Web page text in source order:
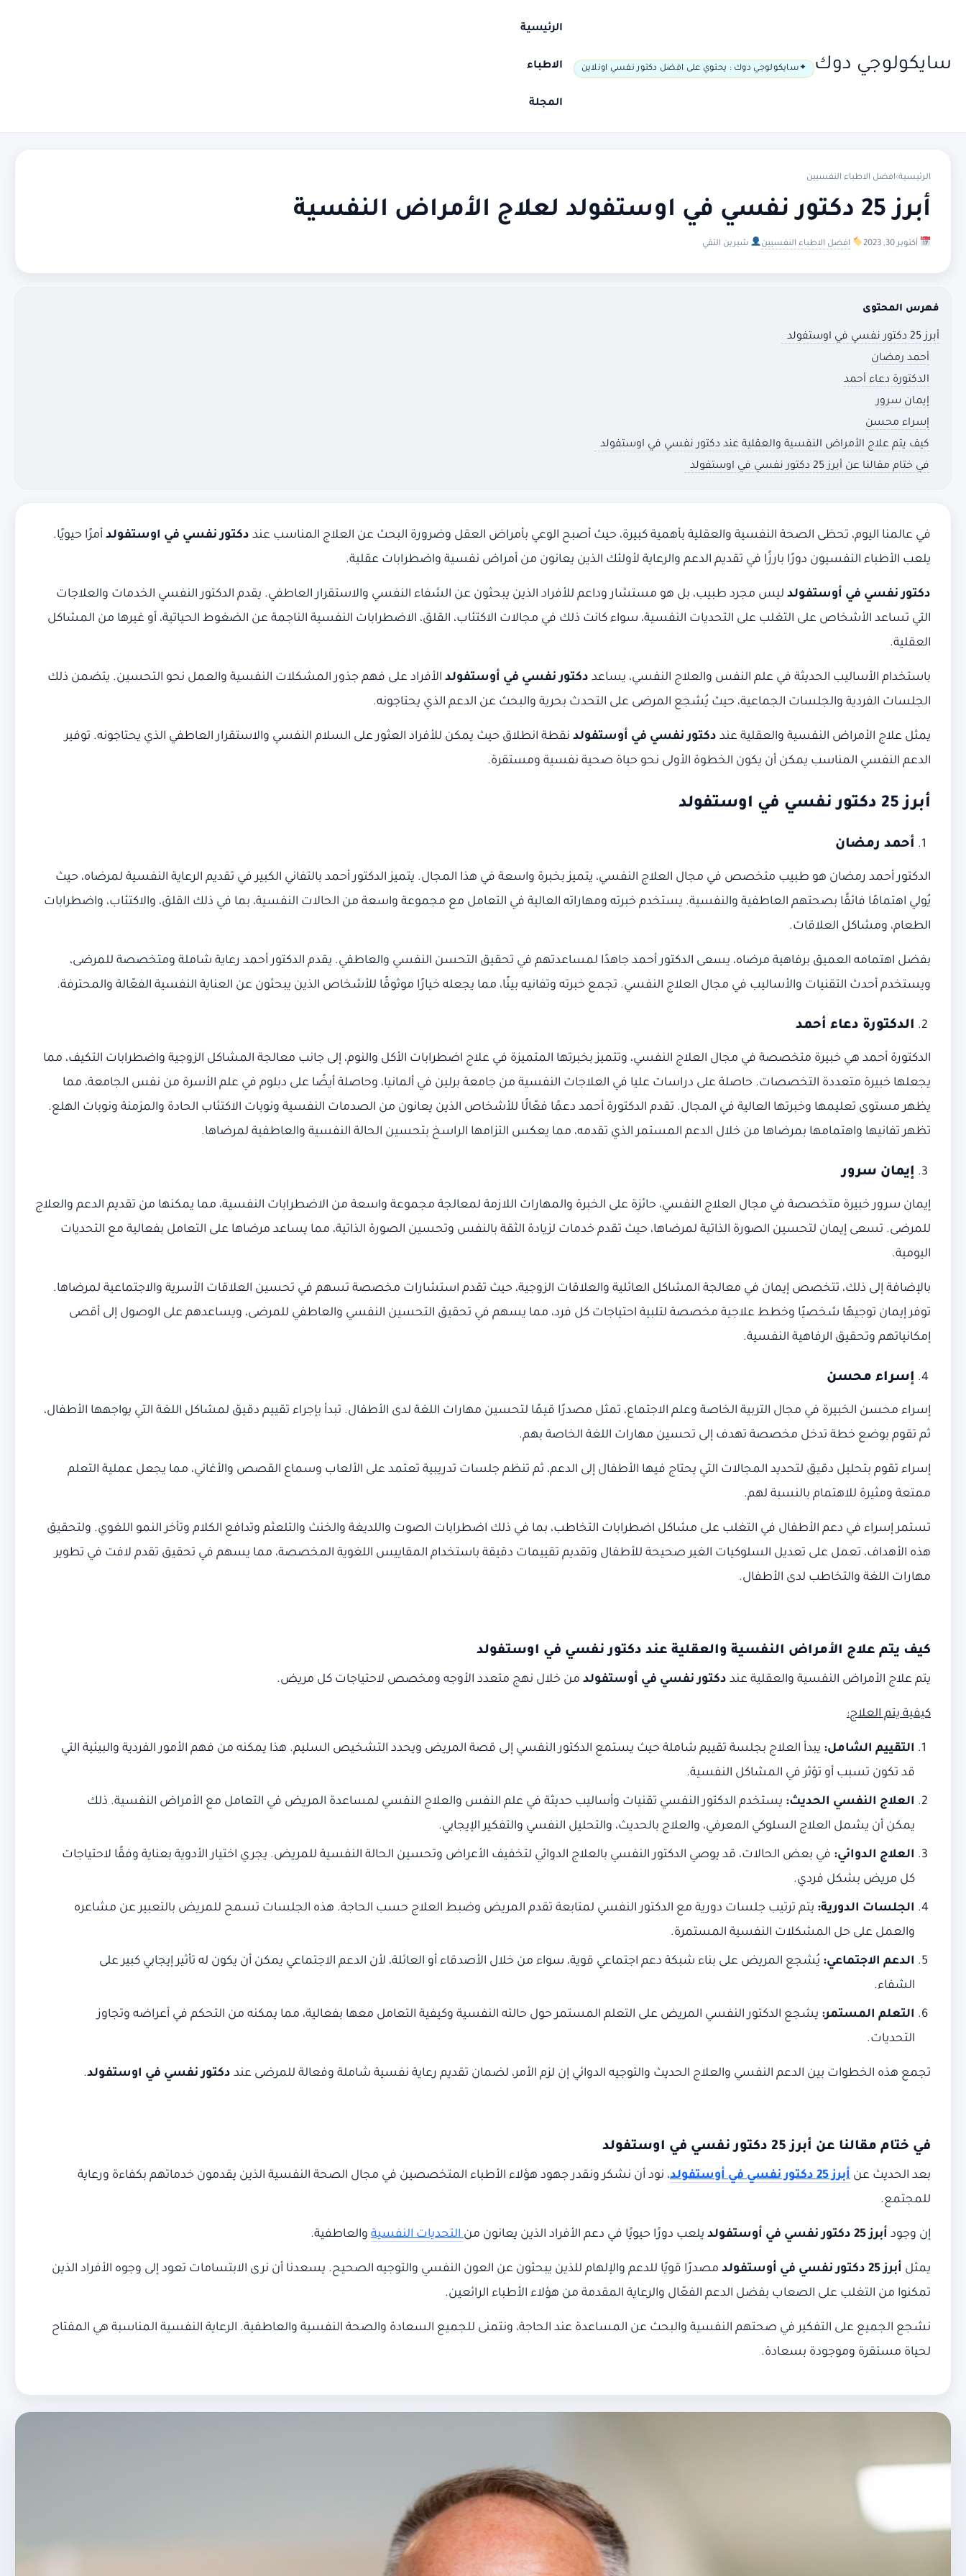
سايكولوجي دوك سايكولوجي دوك : يحتوي على افضل دكتور نفسي اونلاين
الرئيسية
الاطباء
المجلة
الرئيسية›افضل الاطباء النفسيين
أبرز 25 دكتور نفسي في اوستفولد لعلاج الأمراض النفسية
أكتوبر 30, 2023 افضل الاطباء النفسيين شيرين التقي
فهرس المحتوى
أبرز 25 دكتور نفسي في اوستفولد
أحمد رمضان
الدكتورة دعاء أحمد
إيمان سرور
إسراء محسن
كيف يتم علاج الأمراض النفسية والعقلية عند دكتور نفسي في اوستفولد
في ختام مقالنا عن أبرز 25 دكتور نفسي في اوستفولد
في عالمنا اليوم، تحظى الصحة النفسية والعقلية بأهمية كبيرة، حيث أصبح الوعي بأمراض العقل وضرورة البحث عن العلاج المناسب عند دكتور نفسي في اوستفولد أمرًا حيويًا.
يلعب الأطباء النفسيون دورًا بارزًا في تقديم الدعم والرعاية لأولئك الذين يعانون من أمراض نفسية واضطرابات عقلية.
دكتور نفسي في أوستفولد ليس مجرد طبيب، بل هو مستشار وداعم للأفراد الذين يبحثون عن الشفاء النفسي والاستقرار العاطفي. يقدم الدكتور النفسي الخدمات والعلاجات
التي تساعد الأشخاص على التغلب على التحديات النفسية، سواء كانت ذلك في مجالات الاكتئاب، القلق، الاضطرابات النفسية الناجمة عن الضغوط الحياتية، أو غيرها من المشاكل
العقلية.
باستخدام الأساليب الحديثة في علم النفس والعلاج النفسي، يساعد دكتور نفسي في أوستفولد الأفراد على فهم جذور المشكلات النفسية والعمل نحو التحسين. يتضمن ذلك
الجلسات الفردية والجلسات الجماعية، حيث يُشجع المرضى على التحدث بحرية والبحث عن الدعم الذي يحتاجونه.
يمثل علاج الأمراض النفسية والعقلية عند دكتور نفسي في أوستفولد نقطة انطلاق حيث يمكن للأفراد العثور على السلام النفسي والاستقرار العاطفي الذي يحتاجونه. توفير
الدعم النفسي المناسب يمكن أن يكون الخطوة الأولى نحو حياة صحية نفسية ومستقرة.
أبرز 25 دكتور نفسي في اوستفولد
أحمد رمضان
الدكتور أحمد رمضان هو طبيب متخصص في مجال العلاج النفسي، يتميز بخبرة واسعة في هذا المجال. يتميز الدكتور أحمد بالتفاني الكبير في تقديم الرعاية النفسية لمرضاه، حيث
يُولي اهتمامًا فائقًا بصحتهم العاطفية والنفسية. يستخدم خبرته ومهاراته العالية في التعامل مع مجموعة واسعة من الحالات النفسية، بما في ذلك القلق، والاكتئاب، واضطرابات
الطعام، ومشاكل العلاقات.
بفضل اهتمامه العميق برفاهية مرضاه، يسعى الدكتور أحمد جاهدًا لمساعدتهم في تحقيق التحسن النفسي والعاطفي. يقدم الدكتور أحمد رعاية شاملة ومتخصصة للمرضى،
ويستخدم أحدث التقنيات والأساليب في مجال العلاج النفسي. تجمع خبرته وتفانيه بينًا، مما يجعله خيارًا موثوقًا للأشخاص الذين يبحثون عن العناية النفسية الفعّالة والمحترفة.
الدكتورة دعاء أحمد
الدكتورة أحمد هي خبيرة متخصصة في مجال العلاج النفسي، وتتميز بخبرتها المتميزة في علاج اضطرابات الأكل والنوم، إلى جانب معالجة المشاكل الزوجية واضطرابات التكيف، مما
يجعلها خبيرة متعددة التخصصات. حاصلة على دراسات عليا في العلاجات النفسية من جامعة برلين في ألمانيا، وحاصلة أيضًا على دبلوم في علم الأسرة من نفس الجامعة، مما
يظهر مستوى تعليمها وخبرتها العالية في المجال. تقدم الدكتورة أحمد دعمًا فعّالًا للأشخاص الذين يعانون من الصدمات النفسية ونوبات الاكتئاب الحادة والمزمنة ونوبات الهلع.
تظهر تفانيها واهتمامها بمرضاها من خلال الدعم المستمر الذي تقدمه، مما يعكس التزامها الراسخ بتحسين الحالة النفسية والعاطفية لمرضاها.
إيمان سرور
إيمان سرور خبيرة متخصصة في مجال العلاج النفسي، حائزة على الخبرة والمهارات اللازمة لمعالجة مجموعة واسعة من الاضطرابات النفسية، مما يمكنها من تقديم الدعم والعلاج
للمرضى. تسعى إيمان لتحسين الصورة الذاتية لمرضاها، حيث تقدم خدمات لزيادة الثقة بالنفس وتحسين الصورة الذاتية، مما يساعد مرضاها على التعامل بفعالية مع التحديات
اليومية.
بالإضافة إلى ذلك، تتخصص إيمان في معالجة المشاكل العائلية والعلاقات الزوجية، حيث تقدم استشارات مخصصة تسهم في تحسين العلاقات الأسرية والاجتماعية لمرضاها.
توفر إيمان توجيهًا شخصيًا وخطط علاجية مخصصة لتلبية احتياجات كل فرد، مما يسهم في تحقيق التحسين النفسي والعاطفي للمرضى، ويساعدهم على الوصول إلى أقصى
إمكانياتهم وتحقيق الرفاهية النفسية.
إسراء محسن
إسراء محسن الخبيرة في مجال التربية الخاصة وعلم الاجتماع، تمثل مصدرًا قيمًا لتحسين مهارات اللغة لدى الأطفال. تبدأ بإجراء تقييم دقيق لمشاكل اللغة التي يواجهها الأطفال،
ثم تقوم بوضع خطة تدخل مخصصة تهدف إلى تحسين مهارات اللغة الخاصة بهم.
إسراء تقوم بتحليل دقيق لتحديد المجالات التي يحتاج فيها الأطفال إلى الدعم، ثم تنظم جلسات تدريبية تعتمد على الألعاب وسماع القصص والأغاني، مما يجعل عملية التعلم
ممتعة ومثيرة للاهتمام بالنسبة لهم.
تستمر إسراء في دعم الأطفال في التغلب على مشاكل اضطرابات التخاطب، بما في ذلك اضطرابات الصوت واللديغة والخنث والتلعثم وتدافع الكلام وتأخر النمو اللغوي. ولتحقيق
هذه الأهداف، تعمل على تعديل السلوكيات الغير صحيحة للأطفال وتقديم تقييمات دقيقة باستخدام المقاييس اللغوية المخصصة، مما يسهم في تحقيق تقدم لافت في تطوير
مهارات اللغة والتخاطب لدى الأطفال.
كيف يتم علاج الأمراض النفسية والعقلية عند دكتور نفسي في اوستفولد
يتم علاج الأمراض النفسية والعقلية عند دكتور نفسي في أوستفولد من خلال نهج متعدد الأوجه ومخصص لاحتياجات كل مريض.
كيفية يتم العلاج:
التقييم الشامل: يبدأ العلاج بجلسة تقييم شاملة حيث يستمع الدكتور النفسي إلى قصة المريض ويحدد التشخيص السليم. هذا يمكنه من فهم الأمور الفردية والبيئية التي
قد تكون تسبب أو تؤثر في المشاكل النفسية.
العلاج النفسي الحديث: يستخدم الدكتور النفسي تقنيات وأساليب حديثة في علم النفس والعلاج النفسي لمساعدة المريض في التعامل مع الأمراض النفسية. ذلك
يمكن أن يشمل العلاج السلوكي المعرفي، والعلاج بالحديث، والتحليل النفسي والتفكير الإيجابي.
العلاج الدوائي: في بعض الحالات، قد يوصي الدكتور النفسي بالعلاج الدوائي لتخفيف الأعراض وتحسين الحالة النفسية للمريض. يجري اختيار الأدوية بعناية وفقًا لاحتياجات
كل مريض بشكل فردي.
الجلسات الدورية: يتم ترتيب جلسات دورية مع الدكتور النفسي لمتابعة تقدم المريض وضبط العلاج حسب الحاجة. هذه الجلسات تسمح للمريض بالتعبير عن مشاعره
والعمل على حل المشكلات النفسية المستمرة.
الدعم الاجتماعي: يُشجع المريض على بناء شبكة دعم اجتماعي قوية، سواء من خلال الأصدقاء أو العائلة، لأن الدعم الاجتماعي يمكن أن يكون له تأثير إيجابي كبير على
الشفاء.
التعلم المستمر: يشجع الدكتور النفسي المريض على التعلم المستمر حول حالته النفسية وكيفية التعامل معها بفعالية، مما يمكنه من التحكم في أعراضه وتجاوز
التحديات.
تجمع هذه الخطوات بين الدعم النفسي والعلاج الحديث والتوجيه الدوائي إن لزم الأمر، لضمان تقديم رعاية نفسية شاملة وفعالة للمرضى عند دكتور نفسي في اوستفولد.
في ختام مقالنا عن أبرز 25 دكتور نفسي في اوستفولد
بعد الحديث عن أبرز 25 دكتور نفسي في أوستفولد
، نود أن نشكر ونقدر جهود هؤلاء الأطباء المتخصصين في مجال الصحة النفسية الذين يقدمون خدماتهم بكفاءة ورعاية
للمجتمع.
إن وجود أبرز 25 دكتور نفسي في أوستفولد يلعب دورًا حيويًا في دعم الأفراد الذين يعانون منالتحديات النفسية والعاطفية.
يمثل أبرز 25 دكتور نفسي في أوستفولد
مصدرًا قويًا للدعم والإلهام للذين يبحثون عن العون النفسي والتوجيه الصحيح. يسعدنا أن نرى الابتسامات تعود إلى وجوه الأفراد الذين
تمكنوا من التغلب على الصعاب بفضل الدعم الفعّال والرعاية المقدمة من هؤلاء الأطباء الرائعين.
نشجع الجميع على التفكير في صحتهم النفسية والبحث عن المساعدة عند الحاجة، ونتمنى للجميع السعادة والصحة النفسية والعاطفية. الرعاية النفسية المناسبة هي المفتاح
لحياة مستقرة وموجودة بسعادة.